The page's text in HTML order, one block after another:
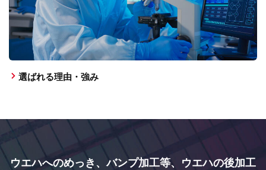
選ばれる理由・強み
ウエハへのめっき、バンプ加工等、ウエハの後加工